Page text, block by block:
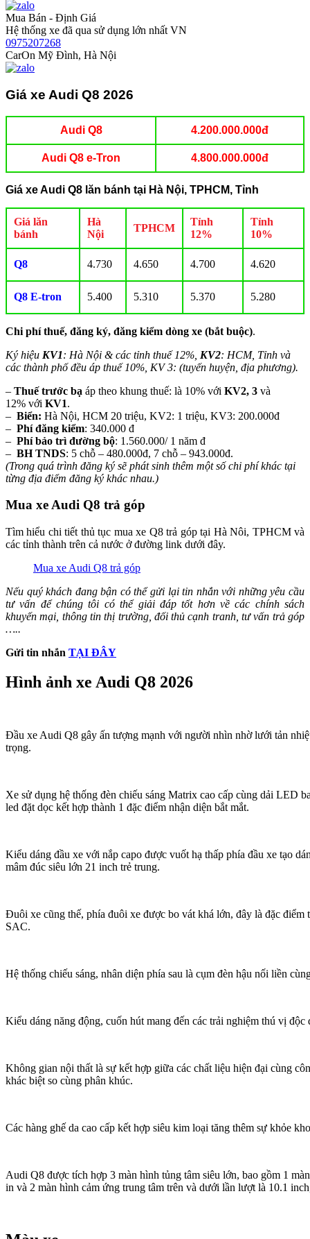
Mua Bán - Định Giá
Hệ thống xe đã qua sử dụng lớn nhất VN
0975207268
CarOn Mỹ Đình, Hà Nội
Giá xe Audi Q8 2026
Audi Q8 4.200.000.000đ
Audi Q8 e-Tron 4.800.000.000đ
Giá xe Audi Q8 lăn bánh tại Hà Nội, TPHCM, Tỉnh
Giá lăn
bánh
Hà
Nội
TPHCM
Tỉnh
12%
Tỉnh
10%
Q8 4.730 4.650 4.700 4.620
Q8 E-tron 5.400 5.310 5.370 5.280
Chi phí thuế, đăng ký, đăng kiểm dòng xe (bắt buộc).
Ký hiệu KV1: Hà Nội & các tỉnh thuế 12%, KV2: HCM, Tỉnh và
các thành phố đều áp thuế 10%, KV 3: (tuyến huyện, địa phương).
– Thuế trước bạ áp theo khung thuế: là 10% với KV2, 3 và
12% với KV1.
– Biển: Hà Nội, HCM 20 triệu, KV2: 1 triệu, KV3: 200.000đ
– Phí đăng kiểm: 340.000 đ
– Phí bảo trì đường bộ: 1.560.000/ 1 năm đ
– BH TNDS: 5 chỗ – 480.000đ, 7 chỗ – 943.000đ.
(Trong quá trình đăng ký sẽ phát sinh thêm một số chi phí khác tại
từng địa điểm đăng ký khác nhau.)
Mua xe Audi Q8 trả góp
Tìm hiểu chi tiết thủ tục mua xe Q8 trả góp tại Hà Nôi, TPHCM và
các tỉnh thành trên cả nước ở đường link dưới đây.
Mua xe Audi Q8 trả góp
Nếu quý khách đang bận có thể gửi lại tin nhắn với những yêu cầu
tư vấn để chúng tôi có thể giải đáp tốt hơn về các chính sách
khuyến mại, thông tin thị trường, đối thủ cạnh tranh, tư vấn trả góp
…..
Gửi tin nhắn TẠI ĐÂY
Hình ảnh xe Audi Q8 2026
Đầu xe Audi Q8 gây ấn tượng mạnh với người nhìn nhờ lưới tản
trọng.
Xe sử dụng hệ thống đèn chiếu sáng Matrix cao cấp cùng dải LED
led đặt dọc kết hợp thành 1 đặc điểm nhận diện bắt mắt.
Kiểu dáng đầu xe với nắp capo được vuốt hạ thấp phía đầu xe tạo
mâm đúc siêu lớn 21 inch trẻ trung.
Đuôi xe cũng thế, phía đuôi xe được bo vát khá lớn, đây là đặc điểm
SAC.
Hệ thống chiếu sáng, nhân diện phía sau là cụm đèn hậu nối liền
Kiểu dáng năng động, cuốn hút mang đến các trải nghiệm thú vị độc
Không gian nội thất là sự kết hợp giữa các chất liệu hiện đại cùng
khác biệt so cùng phân khúc.
Các hàng ghế da cao cấp kết hợp siêu kim loại tăng thêm sự khỏe
Audi Q8 được tích hợp 3 màn hình tủng tâm siêu lớn, bao gồm 1
in và 2 màn hình cảm ứng trung tâm trên và dưới lần lượt là 10.1